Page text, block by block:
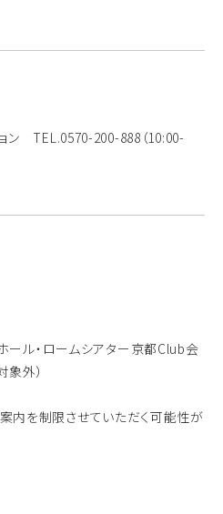
ン TEL.0570-200-888（10:00-
ール・ロームシアター京都Club会
外）
内を制限させていただく可能性が